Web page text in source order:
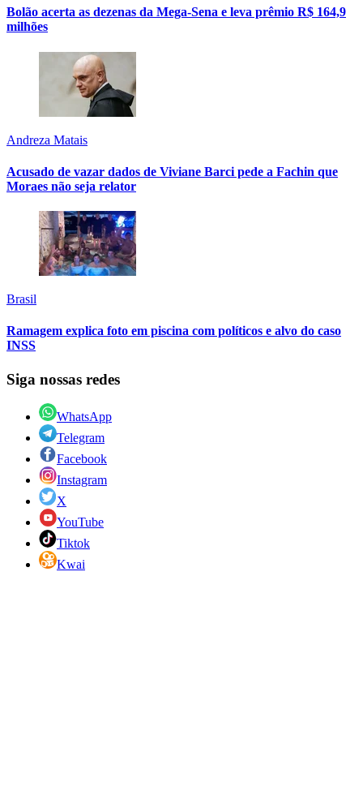
Bolão acerta as dezenas da Mega-Sena e leva prêmio R$ 164,9
milhões
Andreza Matais
Acusado de vazar dados de Viviane Barci pede a Fachin que
Moraes não seja relator
Brasil
Ramagem explica foto em piscina com políticos e alvo do caso
INSS
Siga nossas redes
WhatsApp
Telegram
Facebook
Instagram
X
YouTube
Tiktok
Kwai